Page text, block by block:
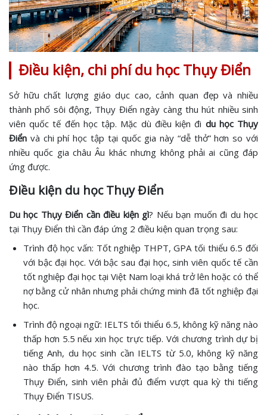
Điều kiện, chi phí du học Thụy Điển
Sở hữu chất lượng giáo dục cao, cảnh quan đẹp và nhiều
thành phố sôi động, Thụy Điển ngày càng thu hút nhiều sinh
viên quốc tế đến học tập. Mặc dù điều kiện đi du học Thụy
Điển và chi phí học tập tại quốc gia này “dễ thở” hơn so với
nhiều quốc gia châu Âu khác nhưng không phải ai cũng đáp
ứng được.
Điều kiện du học Thụy Điển
Du học Thụy Điển cần điều kiện gì? Nếu bạn muốn đi du học
tại Thụy Điển thì cần đáp ứng 2 điều kiện quan trọng sau:
Trình độ học vấn: Tốt nghiệp THPT, GPA tối thiểu 6.5 đối
với bậc đại học. Với bậc sau đại học, sinh viên quốc tế cần
tốt nghiệp đại học tại Việt Nam loại khá trở lên hoặc có thể
nợ bằng cử nhân nhưng phải chứng minh đã tốt nghiệp đại
học.
Trình độ ngoại ngữ: IELTS tối thiểu 6.5, không kỹ năng nào
thấp hơn 5.5 nếu xin học trực tiếp. Với chương trình dự bị
tiếng Anh, du học sinh cần IELTS từ 5.0, không kỹ năng
nào thấp hơn 4.5. Với chương trình đào tạo bằng tiếng
Thụy Điển, sinh viên phải đủ điểm vượt qua kỳ thi tiếng
Thụy Điển TISUS.